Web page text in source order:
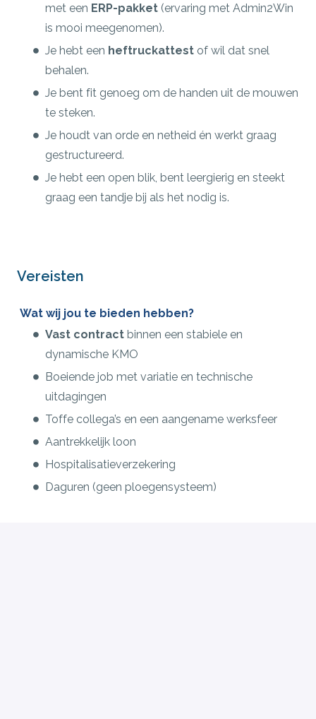
met een ERP-pakket (ervaring met Admin2Win
is mooi meegenomen).
Je hebt een heftruckattest of wil dat snel
behalen.
Je bent fit genoeg om de handen uit de mouwen
te steken.
Je houdt van orde en netheid én werkt graag
gestructureerd.
Je hebt een open blik, bent leergierig en steekt
graag een tandje bij als het nodig is.
Vereisten
Wat wij jou te bieden hebben?
Vast contract binnen een stabiele en
dynamische KMO
Boeiende job met variatie en technische
uitdagingen
Toffe collega’s en een aangename werksfeer
Aantrekkelijk loon
Hospitalisatieverzekering
Daguren (geen ploegensysteem)